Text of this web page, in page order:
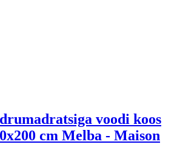
voodi koos
cm Melba - Maison